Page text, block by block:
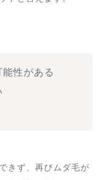
性がある
きず、再びムダ毛が